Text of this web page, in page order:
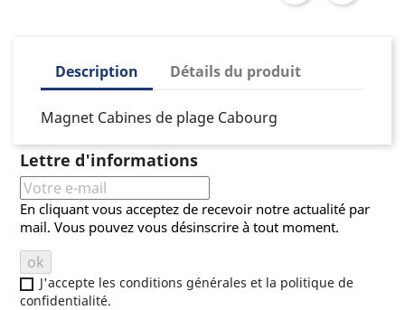
Description Détails du produit
Magnet Cabines de plage Cabourg
Lettre d'informations
En cliquant vous acceptez de recevoir notre actualité par
mail. Vous pouvez vous désinscrire à tout moment.
J'accepte les conditions générales et la politique de
confidentialité.